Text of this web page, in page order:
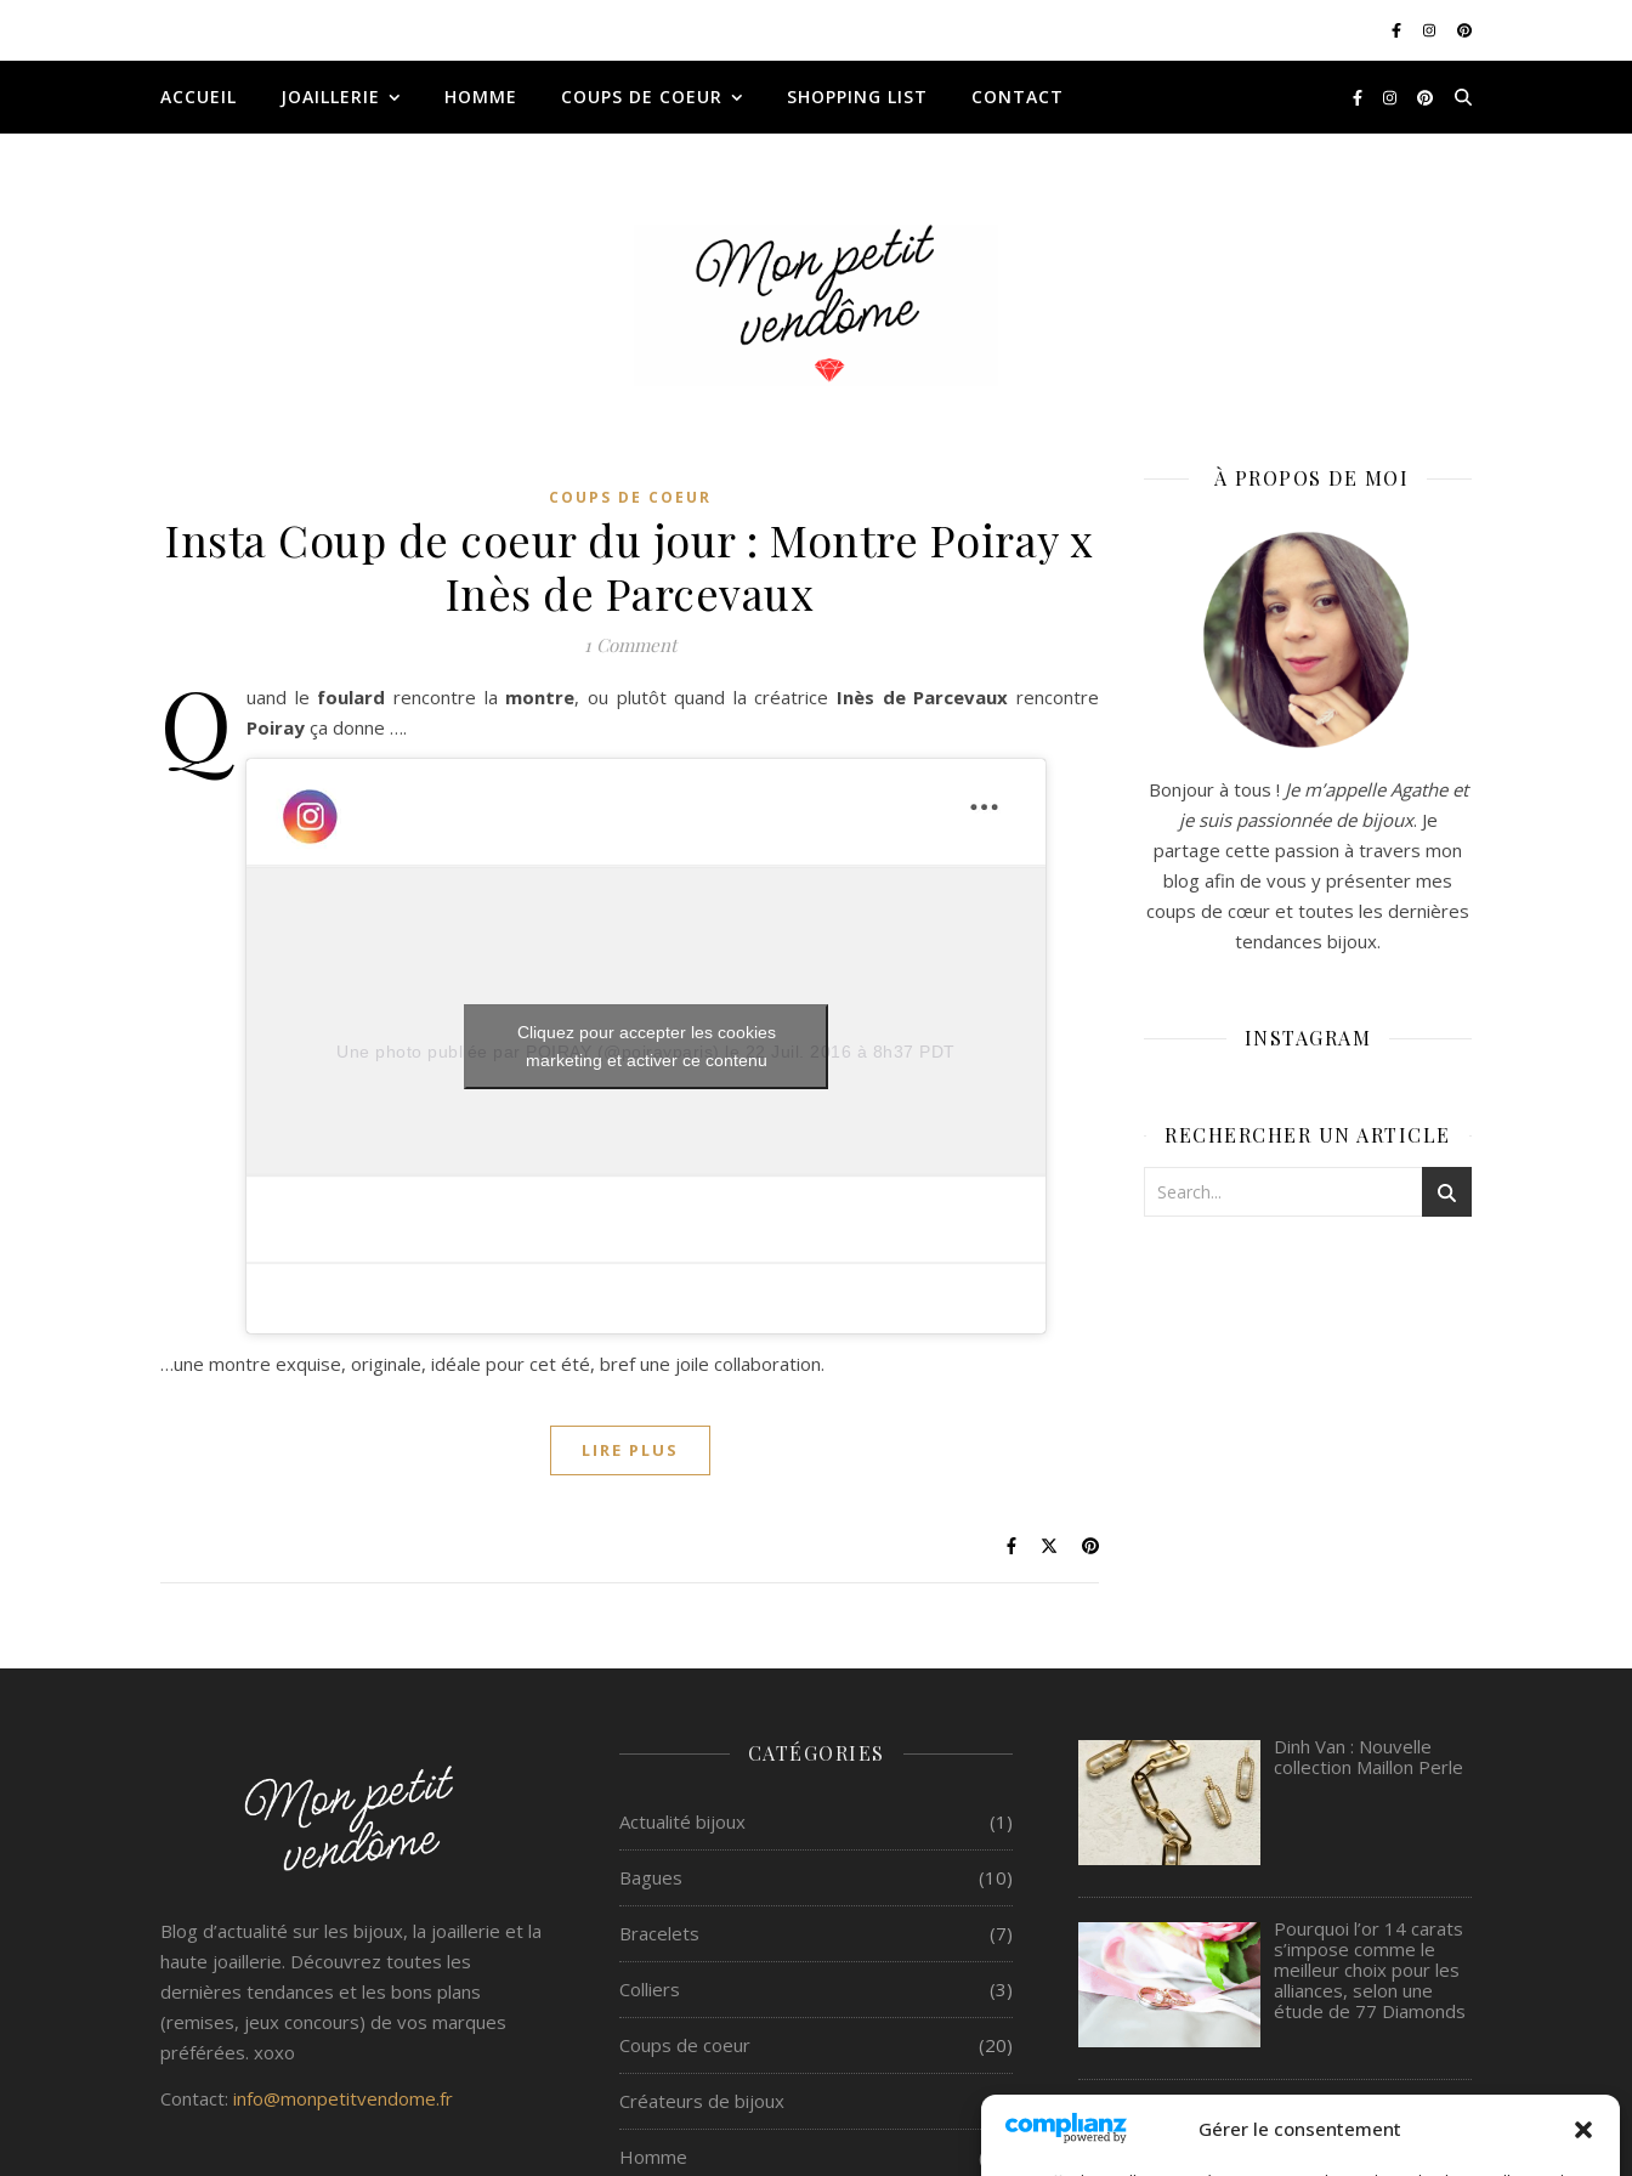
Gérer le consentement
ACCUEIL JOAILLERIE HOMME COUPS DE COEUR SHOPPING LIST CONTACT
COUPS DE COEUR
Insta Coup de coeur du jour : Montre Poiray x
Inès de Parcevaux
1 Comment
Q uand le foulard rencontre la montre, ou plutôt quand la créatrice Inès de Parcevaux rencontre
Poiray ça donne ….
Une photo publiée par POIRAY (@poirayparis) le 22 Juil. 2016 à 8h37 PDT
Cliquez pour accepter les cookies
marketing et activer ce contenu
…une montre exquise, originale, idéale pour cet été, bref une joile collaboration.
LIRE PLUS
À PROPOS DE MOI
Bonjour à tous ! Je m’appelle Agathe et
je suis passionnée de bijoux. Je
partage cette passion à travers mon
blog afin de vous y présenter mes
coups de cœur et toutes les dernières
tendances bijoux.
INSTAGRAM
RECHERCHER UN ARTICLE
Blog d’actualité sur les bijoux, la joaillerie et la
haute joaillerie. Découvrez toutes les
dernières tendances et les bons plans
(remises, jeux concours) de vos marques
préférées. xoxo
Contact: info@monpetitvendome.fr
CATÉGORIES
Actualité bijoux (1)
Bagues (10)
Bracelets (7)
Colliers (3)
Coups de coeur (20)
Créateurs de bijoux (9)
Homme (16)
Dinh Van : Nouvelle
collection Maillon Perle
Pourquoi l’or 14 carats
s’impose comme le
meilleur choix pour les
alliances, selon une
étude de 77 Diamonds
bague en or : le guide